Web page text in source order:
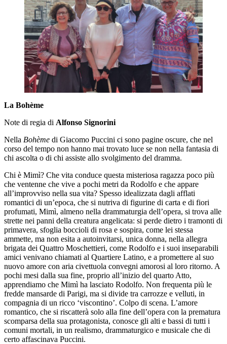
La Bohème
Note di regia di Alfonso Signorini
Nella Bohème di Giacomo Puccini ci sono pagine oscure, che nel
corso del tempo non hanno mai trovato luce se non nella fantasia di
chi ascolta o di chi assiste allo svolgimento del dramma.
Chi è Mimì? Che vita conduce questa misteriosa ragazza poco più
che ventenne che vive a pochi metri da Rodolfo e che appare
all’improvviso nella sua vita? Spesso idealizzata dagli afflati
romantici di un’epoca, che si nutriva di figurine di carta e di fiori
profumati, Mimì, almeno nella drammaturgia dell’opera, si trova alle
strette nei panni della creatura angelicata: si perde dietro i tramonti di
primavera, sfoglia boccioli di rosa e sospira, come lei stessa
ammette, ma non esita a autoinvitarsi, unica donna, nella allegra
brigata dei Quattro Moschettieri, come Rodolfo e i suoi inseparabili
amici venivano chiamati al Quartiere Latino, e a promettere al suo
nuovo amore con aria civettuola convegni amorosi al loro ritorno. A
pochi mesi dalla sua fine, proprio all’inizio del quarto Atto,
apprendiamo che Mimì ha lasciato Rodolfo. Non frequenta più le
fredde mansarde di Parigi, ma si divide tra carrozze e velluti, in
compagnia di un ricco ‘viscontino’. Colpo di scena. L’amore
romantico, che si riscatterà solo alla fine dell’opera con la prematura
scomparsa della sua protagonista, conosce gli alti e bassi di tutti i
comuni mortali, in un realismo, drammaturgico e musicale che di
certo affascinava Puccini.